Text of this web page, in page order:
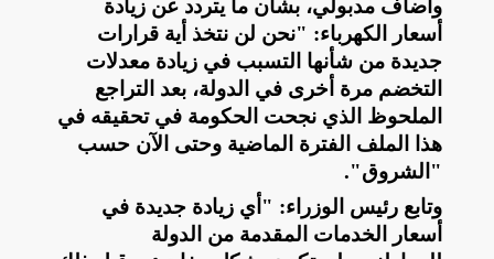
وأضاف مدبولي، بشأن ما يتردد عن زيادة
أسعار الكهرباء: "نحن لن نتخذ أية قرارات
جديدة من شأنها التسبب في زيادة معدلات
التخضم مرة أخرى في الدولة، بعد التراجع
الملحوظ الذي نجحت الحكومة في تحقيقه في
هذا الملف الفترة الماضية وحتى الآن حسب
"الشروق".
وتابع رئيس الوزراء: "أي زيادة جديدة في
أسعار الخدمات المقدمة من الدولة